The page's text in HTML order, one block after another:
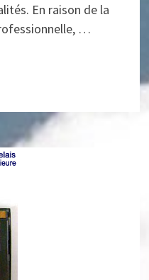
En raison de la
…